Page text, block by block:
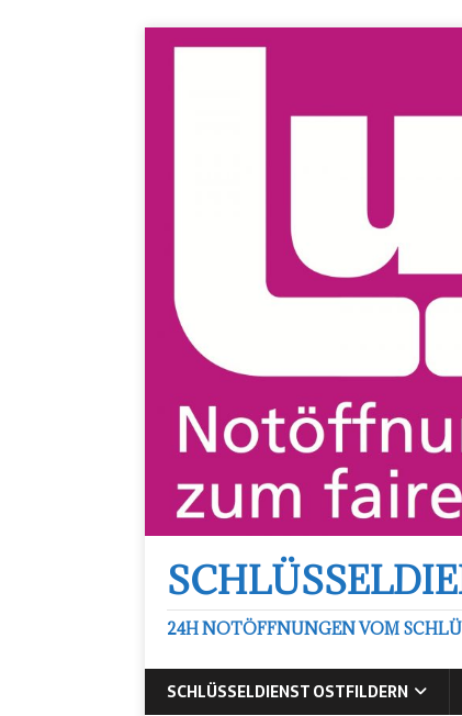
24H NOTÖFFNUNGEN VOM
SCHLÜSSELDIENST OSTFILDERN